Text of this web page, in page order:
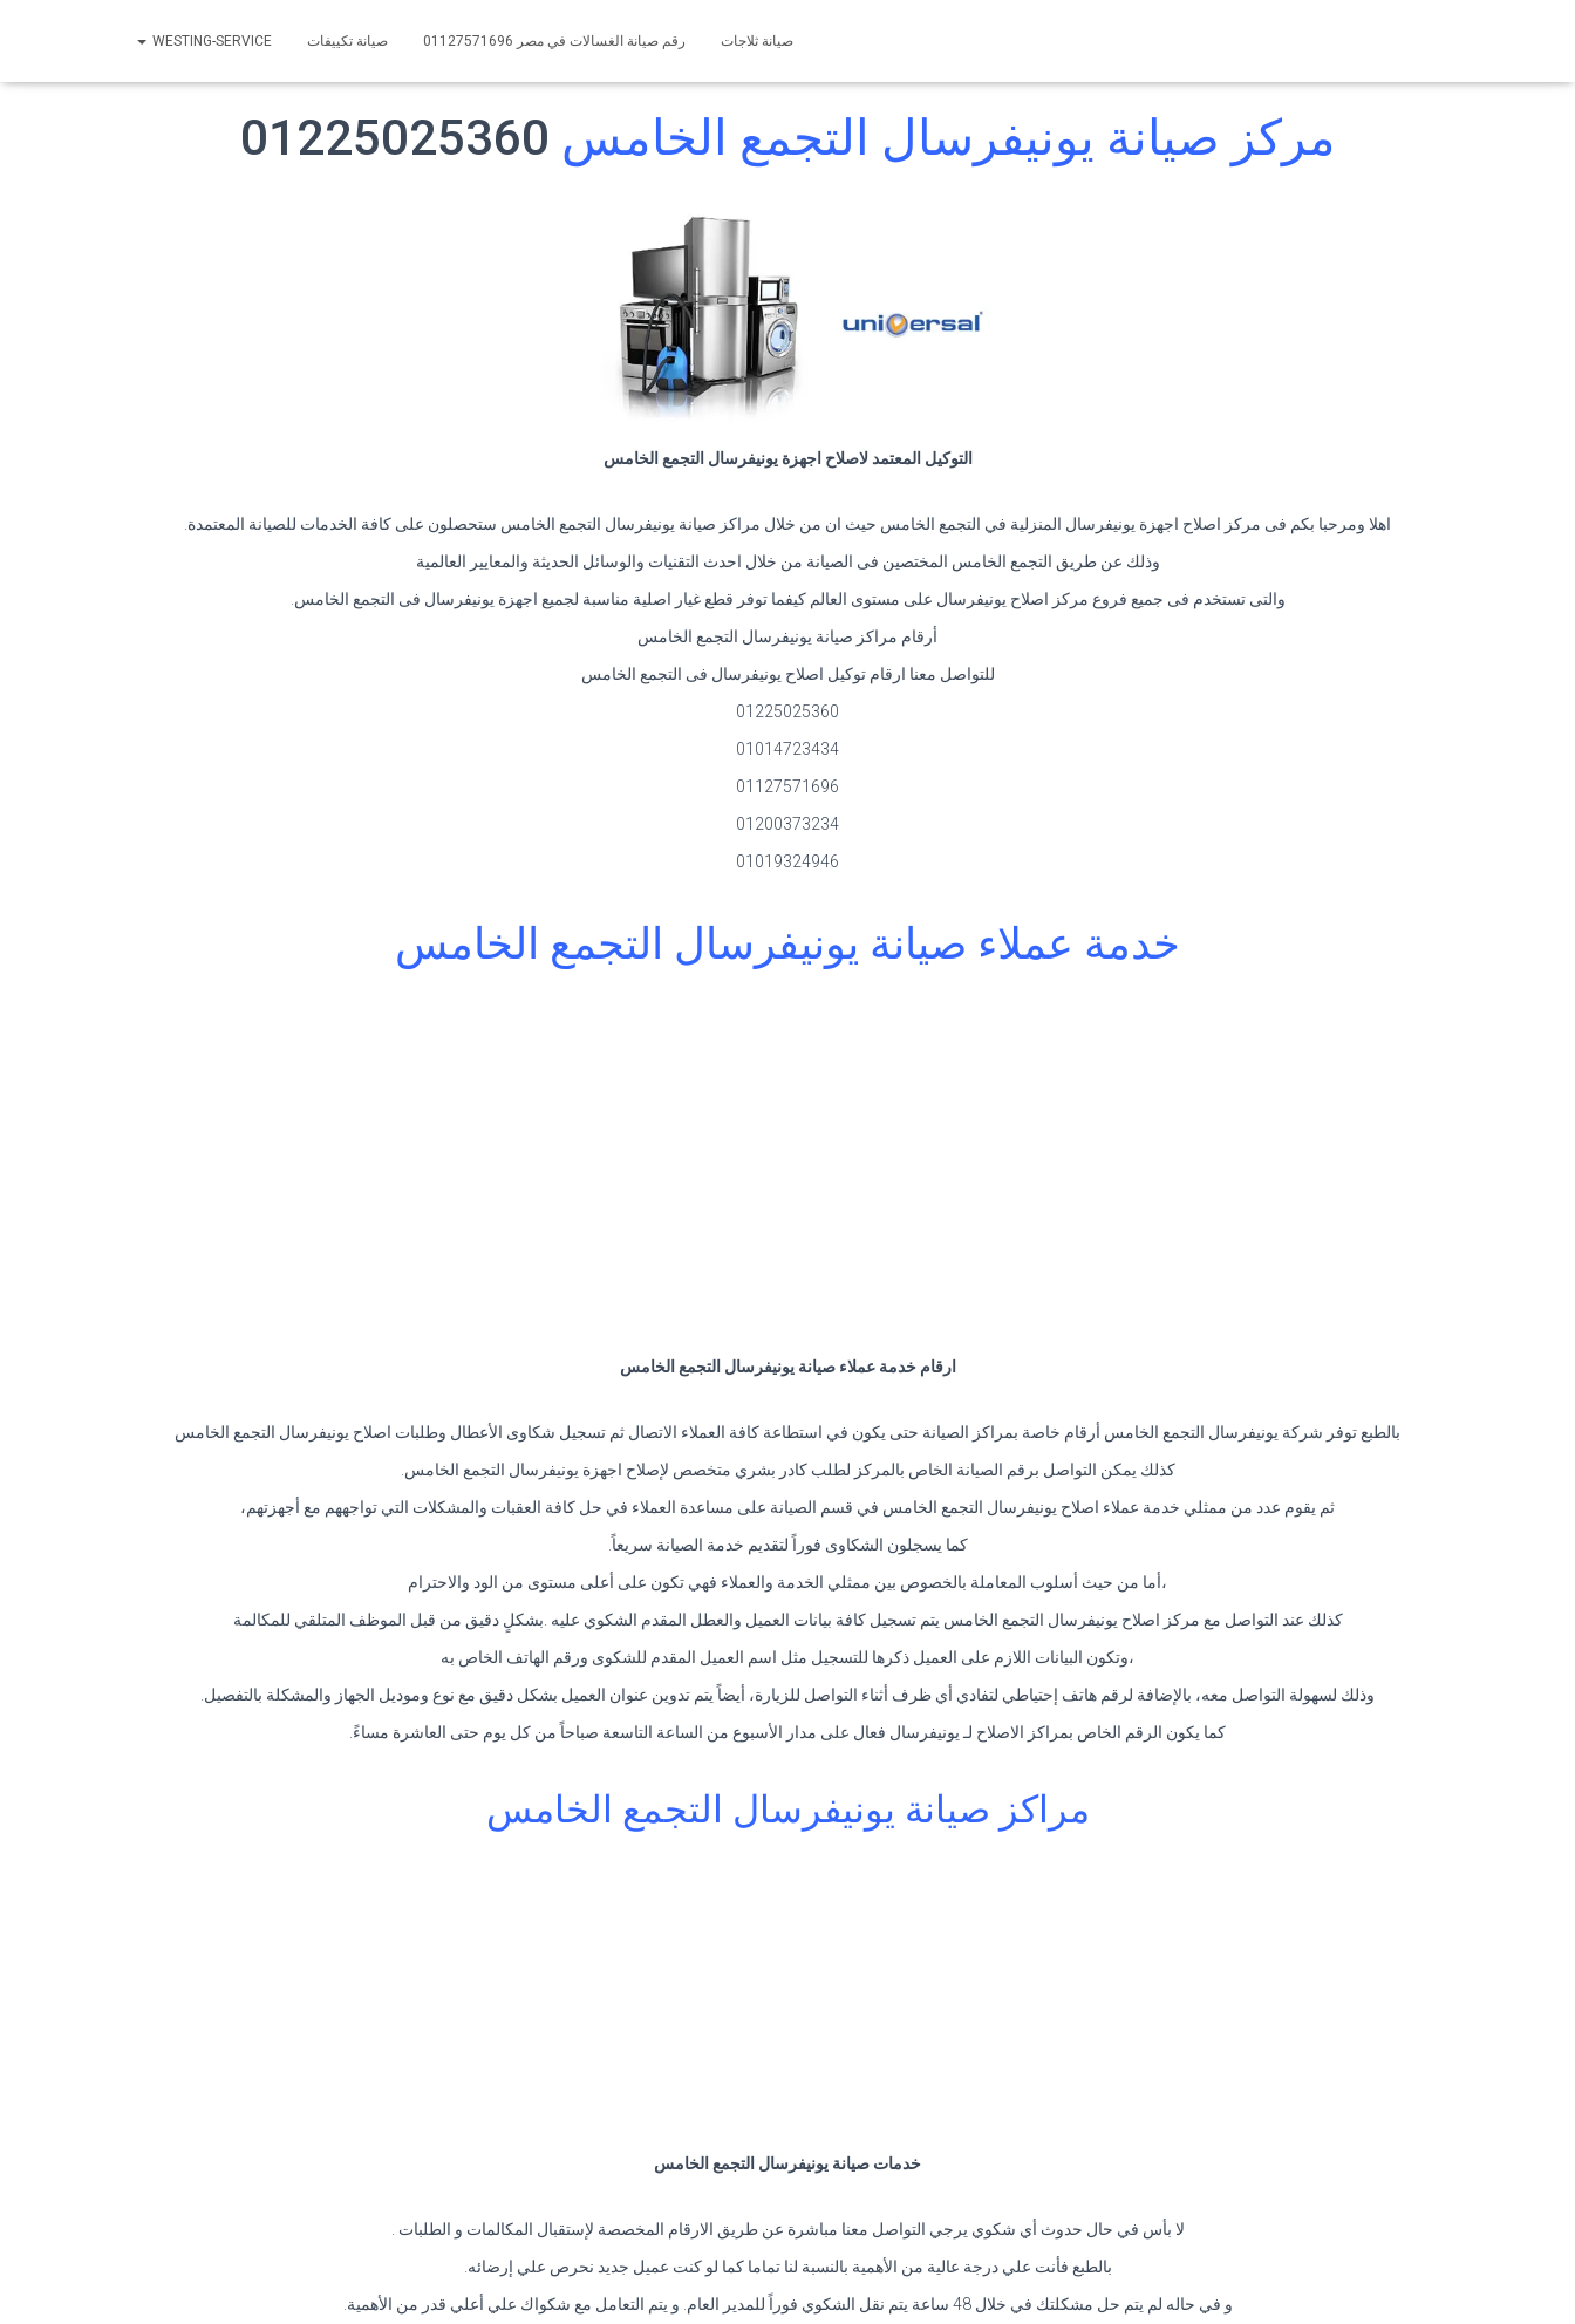
صيانة ثلاجات رقم صيانة الغسالات في مصر 01127571696 صيانة تكييفات WESTING-SERVICE
مركز صيانة يونيفرسال التجمع الخامس
التوكيل المعتمد لاصلاح اجهزة يونيفرسال التجمع الخامس
اهلا ومرحبا بكم فى مركز اصلاح اجهزة يونيفرسال المنزلية في التجمع الخامس حيث ان من خلال مراكز صيانة يونيفرسال التجمع الخامس ستحصلون على كافة الخدمات للصيانة المعتمدة.
وذلك عن طريق التجمع الخامس المختصين فى الصيانة من خلال احدث التقنيات والوسائل الحديثة والمعايير العالمية
والتى تستخدم فى جميع فروع مركز اصلاح يونيفرسال على مستوى العالم كيفما توفر قطع غيار اصلية مناسبة لجميع اجهزة يونيفرسال فى التجمع الخامس.
أرقام مراكز صيانة يونيفرسال التجمع الخامس
للتواصل معنا ارقام توكيل اصلاح يونيفرسال فى التجمع الخامس
01225025360
01014723434
01127571696
01200373234
01019324946
خدمة عملاء صيانة يونيفرسال التجمع الخامس
ارقام خدمة عملاء صيانة يونيفرسال التجمع الخامس
بالطبع توفر شركة يونيفرسال التجمع الخامس أرقام خاصة بمراكز الصيانة حتى يكون في استطاعة كافة العملاء الاتصال ثم تسجيل شكاوى الأعطال وطلبات اصلاح يونيفرسال التجمع الخامس
كذلك يمكن التواصل برقم الصيانة الخاص بالمركز لطلب كادر بشري متخصص لإصلاح اجهزة يونيفرسال التجمع الخامس.
ثم يقوم عدد من ممثلي خدمة عملاء اصلاح يونيفرسال التجمع الخامس في قسم الصيانة على مساعدة العملاء في حل كافة العقبات والمشكلات التي تواجههم مع أجهزتهم،
كما يسجلون الشكاوى فوراً لتقديم خدمة الصيانة سريعاً.
،أما من حيث أسلوب المعاملة بالخصوص بين ممثلي الخدمة والعملاء فهي تكون على أعلى مستوى من الود والاحترام
كذلك عند التواصل مع مركز اصلاح يونيفرسال التجمع الخامس يتم تسجيل كافة بيانات العميل والعطل المقدم الشكوي عليه .بشكلٍ دقيق من قبل الموظف المتلقي للمكالمة
،وتكون البيانات اللازم على العميل ذكرها للتسجيل مثل اسم العميل المقدم للشكوى ورقم الهاتف الخاص به
وذلك لسهولة التواصل معه، بالإضافة لرقم هاتف إحتياطي لتفادي أي ظرف أثناء التواصل للزيارة، أيضاً يتم تدوين عنوان العميل بشكل دقيق مع نوع وموديل الجهاز والمشكلة بالتفصيل.
كما يكون الرقم الخاص بمراكز الاصلاح لـ يونيفرسال فعال على مدار الأسبوع من الساعة التاسعة صباحاً من كل يوم حتى العاشرة مساءً.
مراكز صيانة يونيفرسال التجمع الخامس
خدمات صيانة يونيفرسال التجمع الخامس
لا بأس في حال حدوث أي شكوي يرجي التواصل معنا مباشرة عن طريق الارقام المخصصة لإستقبال المكالمات و الطلبات .
بالطبع فأنت علي درجة عالية من الأهمية بالنسبة لنا تماما كما لو كنت عميل جديد نحرص علي إرضائه.
و في حاله لم يتم حل مشكلتك في خلال 48 ساعة يتم نقل الشكوي فوراً للمدير العام. و يتم التعامل مع شكواك علي أعلي قدر من الأهمية.